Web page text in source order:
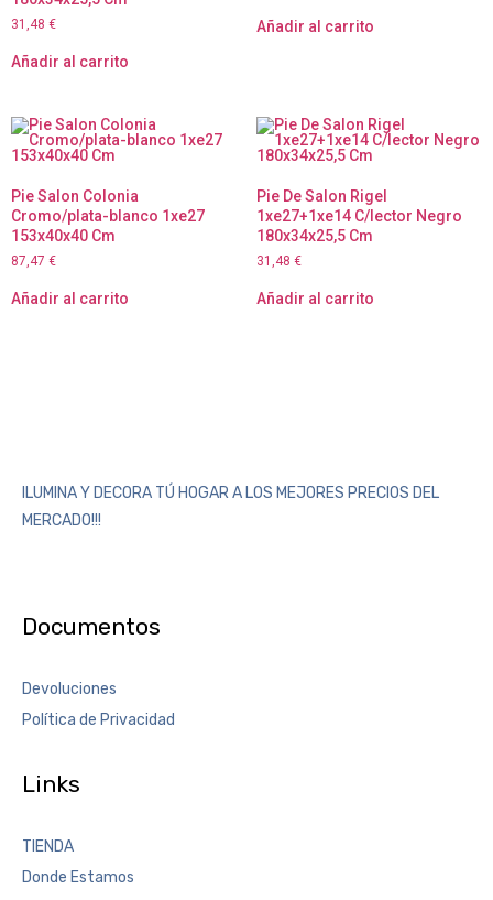
31,48 €
Añadir al carrito
Añadir al carrito
Pie Salon Colonia
Cromo/plata-blanco 1xe27
153x40x40 Cm
87,47 €
Añadir al carrito
Pie De Salon Rigel
1xe27+1xe14 C/lector Negro
180x34x25,5 Cm
31,48 €
Añadir al carrito
ILUMINA Y DECORA TÚ HOGAR A LOS MEJORES PRECIOS DEL
MERCADO!!!
Documentos
Devoluciones
Política de Privacidad
Links
TIENDA
Donde Estamos